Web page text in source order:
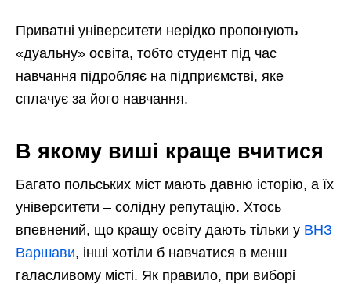
Приватні університети нерідко пропонують
«дуальну» освіта, тобто студент під час
навчання підробляє на підприємстві, яке
сплачує за його навчання.
В якому виші краще вчитися
Багато польських міст мають давню історію, а їх
університети – солідну репутацію. Хтось
впевнений, що кращу освіту дають тільки у ВНЗ
Варшави, інші хотіли б навчатися в менш
галасливому місті. Як правило, при виборі